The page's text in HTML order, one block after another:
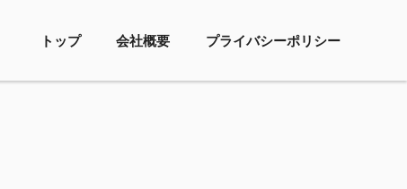
トップ 会社概要 プライバシーポリシー